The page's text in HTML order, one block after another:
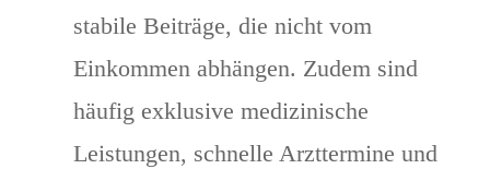
stabile Beiträge, die nicht vom
Einkommen abhängen. Zudem sind
häufig exklusive medizinische
Leistungen, schnelle Arzttermine und